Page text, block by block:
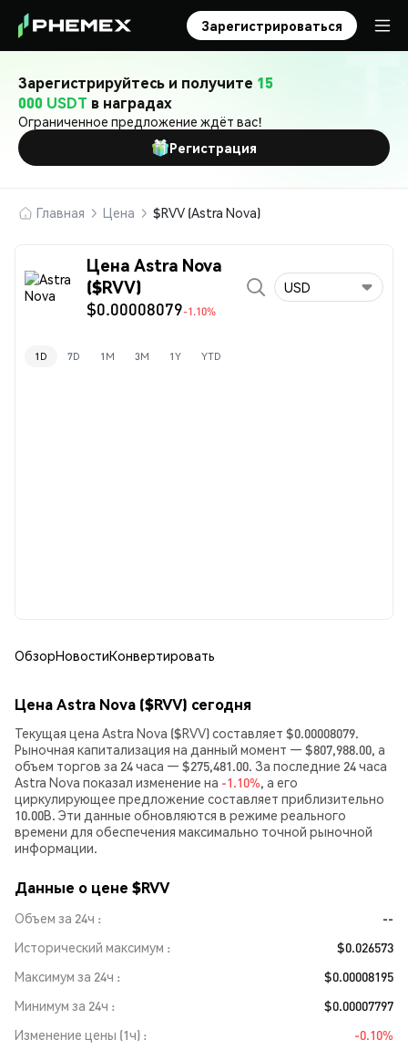
Зарегистрироваться
Зарегистрируйтесь и получите 15
000 USDT в наградах
Ограниченное предложение ждёт вас!
Регистрация
Главная Цена $RVV (Astra Nova)
Цена Astra Nova
($RVV)
$0.00008079-1.10%
USD
1D 7D 1M 3M 1Y YTD
ОбзорНовостиКонвертировать
Цена Astra Nova ($RVV) сегодня
Текущая цена Astra Nova ($RVV) составляет $0.00008079.
Рыночная капитализация на данный момент — $807,988.00, а
объем торгов за 24 часа — $275,481.00. За последние 24 часа
Astra Nova показал изменение на -1.10%, а его
циркулирующее предложение составляет приблизительно
10.00B. Эти данные обновляются в режиме реального
времени для обеспечения максимально точной рыночной
информации.
Данные о цене $RVV
Объем за 24ч
--
Исторический максимум
$0.026573
Максимум за 24ч
$0.00008195
Минимум за 24ч
$0.00007797
Изменение цены (1ч)
-0.10%